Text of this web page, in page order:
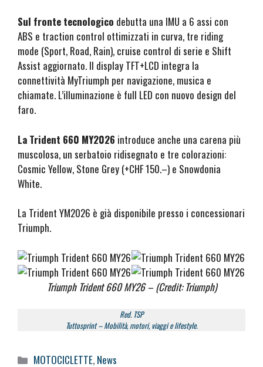
Sul fronte tecnologico debutta una IMU a 6 assi con
ABS e traction control ottimizzati in curva, tre riding
mode (Sport, Road, Rain), cruise control di serie e Shift
Assist aggiornato. Il display TFT+LCD integra la
connettività MyTriumph per navigazione, musica e
chiamate. L’illuminazione è full LED con nuovo design del
faro.
La Trident 660 MY2026 introduce anche una carena più
muscolosa, un serbatoio ridisegnato e tre colorazioni:
Cosmic Yellow, Stone Grey (+CHF 150.–) e Snowdonia
White.
La Trident YM2026 è già disponibile presso i concessionari
Triumph.
Triumph Trident 660 MY26 – (Credit: Triumph)
Red. TSP
Tuttosprint – Mobilità, motori, viaggi e lifestyle.
Categorie
MOTOCICLETTE, News